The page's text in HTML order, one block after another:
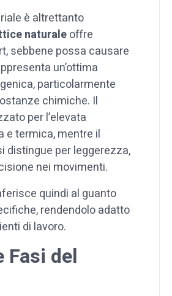
è altrettanto
naturaleoffre
sebbene possa causare
un’ottima
particolarmente
chimiche. Il
per l’elevata
e termica, mentre il
distingue per leggerezza,
nei movimenti.
quindi al guanto
rendendolo adatto
di lavoro.
Fasi del